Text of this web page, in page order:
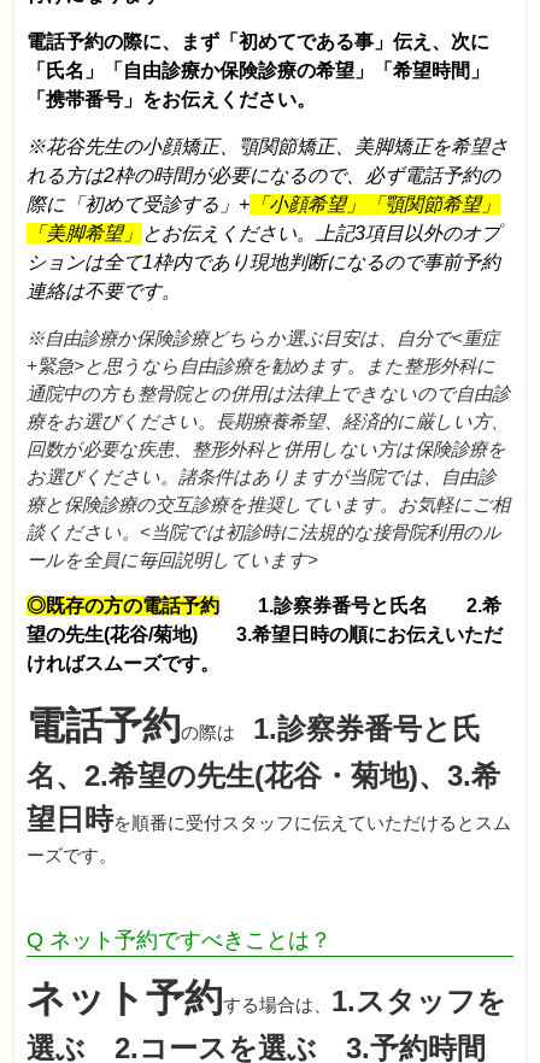
電話予約の際に、まず「初めてである事」伝え、次に
「氏名」「自由診療か保険診療の希望」「希望時間」
「携帯番号」をお伝えください。
※花谷先生の小顔矯正、顎関節矯正、美脚矯正を希望さ
れる方は2枠の時間が必要になるので、必ず電話予約の
際に「初めて受診する」+ 「小顔希望」「顎関節希望」
「美脚希望」
とお伝えください。上記3項目以外のオプ
ションは全て1枠内であり現地判断になるので事前予約
連絡は不要です。
※自由診療か保険診療どちらか選ぶ目安は、自分で<重症
+緊急>と思うなら自由診療を勧めます。また整形外科に
通院中の方も整骨院との併用は法律上できないので自由診
療をお選びください。長期療養希望、経済的に厳しい方、
回数が必要な疾患、整形外科と併用しない方は保険診療を
お選びください。諸条件はありますが当院では、自由診
療と保険診療の交互診療を推奨しています。お気軽にご相
談ください。<当院では初診時に法規的な接骨院利用のル
ールを全員に毎回説明しています>
◎既存の方の電話予約 1.診察券番号と氏名 2.希
望の先生(花谷/菊地) 3.希望日時の順にお伝えいただ
ければスムーズです。
電話予約の際は 1.診察券番号と氏
名、2.希望の先生(花谷・菊地)、3.希
望日時を順番に受付スタッフに伝えていただけるとスム
ーズです。
Q ネット予約ですべきことは？
ネット予約する場合は、 1.スタッフを
選ぶ 2.コースを選ぶ 3.予約時間